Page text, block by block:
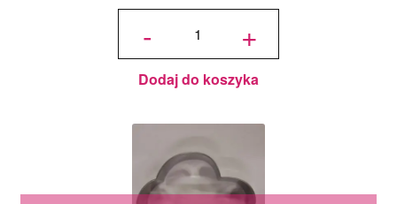
-
ilość Zestaw
Piłka Nożna +
Dodaj do koszyka